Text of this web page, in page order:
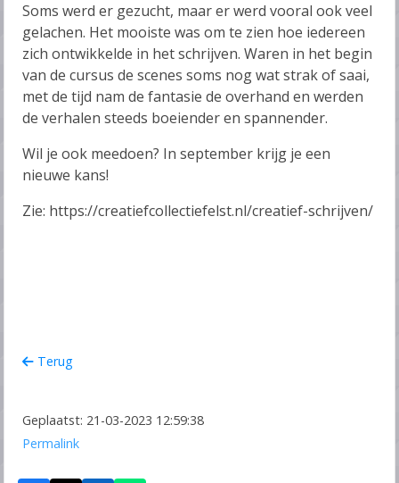
Soms werd er gezucht, maar er werd vooral ook veel
gelachen. Het mooiste was om te zien hoe iedereen
zich ontwikkelde in het schrijven. Waren in het begin
van de cursus de scenes soms nog wat strak of saai,
met de tijd nam de fantasie de overhand en werden
de verhalen steeds boeiender en spannender.
Wil je ook meedoen? In september krijg je een
nieuwe kans!
Zie: https://creatiefcollectiefelst.nl/creatief-schrijven/
Terug
Geplaatst: 21-03-2023 12:59:38
Permalink